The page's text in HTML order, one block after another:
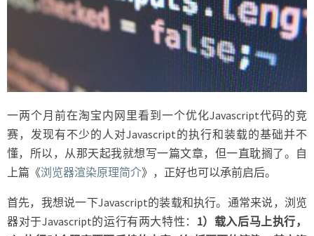
一两个月前在淘宝内网里看到一个优化Javascript代码的竞
赛，发现有不少的人对Javascript的执行和装载的基础并不
懂，所以，从那天起我就想写一篇文章，但一直耽搁了。自
上篇《浏览器渲染原理简介》，正好也可以承前启后。
首先，我想说一下Javascript的装载和执行。通常来说，浏览
器对于Javascript的运行有两大特性： 1）载入后马上执行，